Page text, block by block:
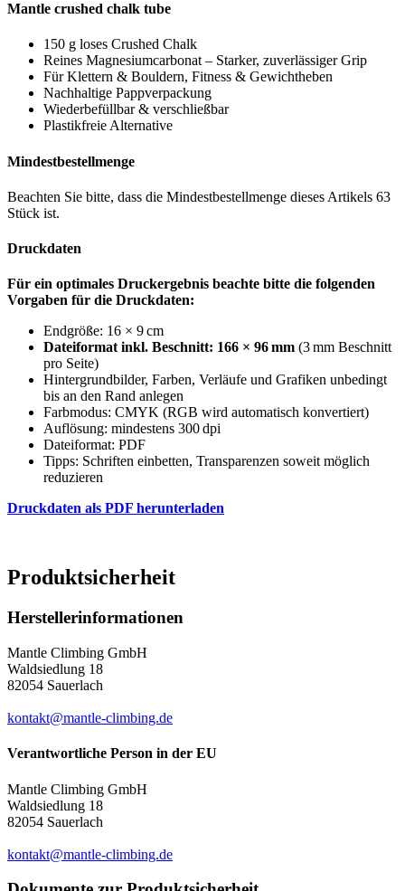
Mantle crushed chalk tube
150 g loses Crushed Chalk
Reines Magnesiumcarbonat – Starker, zuverlässiger Grip
Für Klettern & Bouldern, Fitness & Gewichtheben
Nachhaltige Pappverpackung
Wiederbefüllbar & verschließbar
Plastikfreie Alternative
Mindestbestellmenge
Beachten Sie bitte, dass die Mindestbestellmenge dieses Artikels 63
Stück ist.
Druckdaten
Für ein optimales Druckergebnis beachte bitte die folgenden
Vorgaben für die Druckdaten:
Endgröße: 16 × 9 cm
Dateiformat inkl. Beschnitt: 166 × 96mm (3 mm Beschnitt
pro Seite)
Hintergrundbilder, Farben, Verläufe und Grafiken unbedingt
bis an den Rand anlegen
Farbmodus: CMYK (RGB wird automatisch konvertiert)
Auflösung: mindestens 300 dpi
Dateiformat: PDF
Tipps: Schriften einbetten, Transparenzen soweit möglich
reduzieren
Druckdaten als PDF herunterladen
Produktsicherheit
Herstellerinformationen
Mantle Climbing GmbH
Waldsiedlung 18
82054 Sauerlach
kontakt@mantle-climbing.de
Verantwortliche Person in der EU
Mantle Climbing GmbH
Waldsiedlung 18
82054 Sauerlach
kontakt@mantle-climbing.de